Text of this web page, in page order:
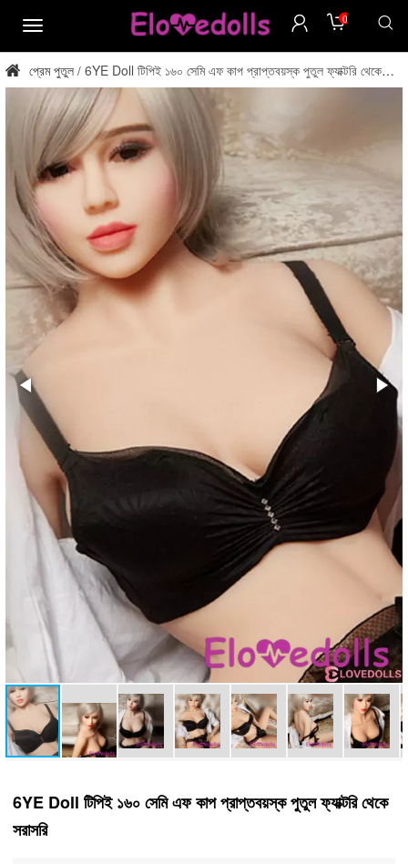
মেনু
0
প্রেম পুতুল / 6YE Doll টিপিই ১৬০ সেমি এফ কাপ প্রাপ্তবয়স্ক পুতুল ফ্যাক্টরি থেকে
সরাসরি
6YE Doll টিপিই ১৬০ সেমি এফ কাপ প্রাপ্তবয়স্ক পুতুল ফ্যাক্টরি থেকে
সরাসরি